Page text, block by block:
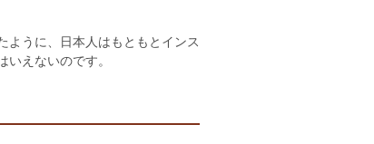
ように、日本人はもともとインス
えないのです。